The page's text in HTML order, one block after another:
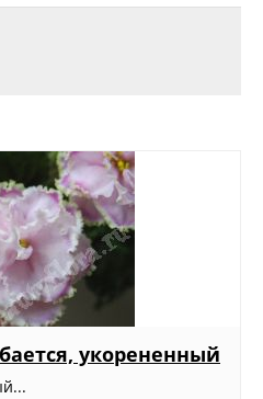
укорененный